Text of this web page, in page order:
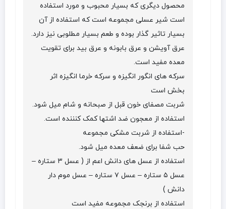
محصول دیگری که بسیار محبوب و مورد استفاده
است شیر عسلی مجموعه است که استفاده از آن
بسیار تاثیر گذار بوده و طعم بسیار مطلوبی نیز دارد.
عرق آویشن و عرق بابونه و عرق بید برای تقویت
معده مفید است.
سرکه های انگور انگیزه و سرکه خرما انگیزه اثر
بخش است
شربت مصفای خون قبل از صبحانه و شام میل شود.
استفاده از معجون ضد اشتها کمک کنننده است.
-استفاده از شربت مشکی مجموعه
حب شفا برای ضعف معده میل شود.
استفاده از عسل های دانش اعم از ( عسل ۳ ستاره –
عسل ۵ ستاره – عسل ۷ ستاره – عسل موم دار
دانش )
استفاده از برنجک مجموعه مفید است